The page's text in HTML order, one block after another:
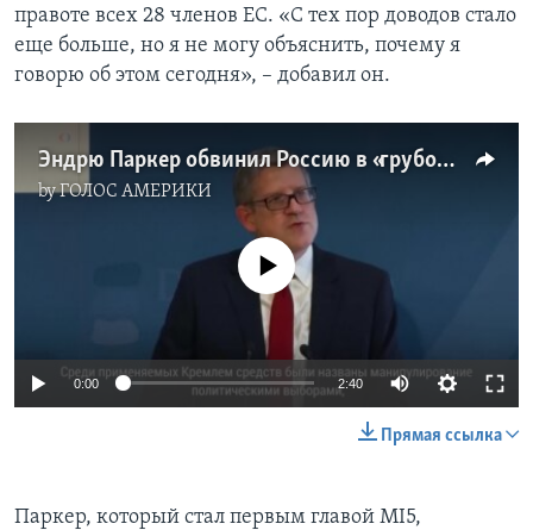
правоте всех 28 членов ЕС. «С тех пор доводов стало
еще больше, но я не могу объяснить, почему я
говорю об этом сегодня», – добавил он.
Эндрю Паркер обвинил Россию в «грубом нарушении международных норм»
byГОЛОС АМЕРИКИ
No media source currently available
0:00 2:40
Прямая ссылка
Паркер, который стал первым главой MI5,